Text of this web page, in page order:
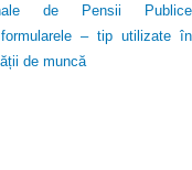
de Pensii Publice
– tip utilizate în
de muncă